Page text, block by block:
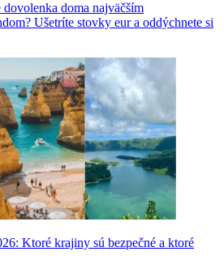
dovolenka doma najväčším
Ušetríte stovky eur a oddýchnete si
Ktoré krajiny sú bezpečné a ktoré